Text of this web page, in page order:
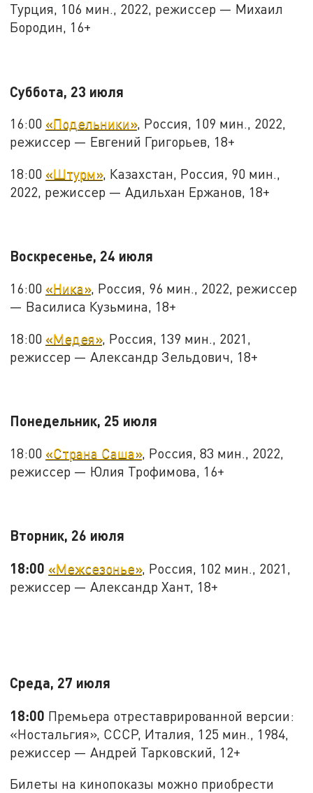
Турция, 106 мин., 2022, режиссер — Михаил
Бородин, 16+
Суббота, 23 июля
16:00 «Подельники», Россия, 109 мин., 2022,
режиссер — Евгений Григорьев, 18+
18:00 «Штурм», Казахстан, Россия, 90 мин.,
2022, режиссер — Адильхан Ержанов, 18+
Воскресенье, 24 июля
16:00 «Ника», Россия, 96 мин., 2022, режиссер
— Василиса Кузьмина, 18+
18:00 «Медея», Россия, 139 мин., 2021,
режиссер — Александр Зельдович, 18+
Понедельник, 25 июля
18:00 «Страна Саша», Россия, 83 мин., 2022,
режиссер — Юлия Трофимова, 16+
Вторник, 26 июля
18:00 «Межсезонье», Россия, 102 мин., 2021,
режиссер — Александр Хант, 18+
Среда, 27 июля
18:00 Премьера отреставрированной версии:
«Ностальгия», СССР, Италия, 125 мин., 1984,
режиссер — Андрей Тарковский, 12+
Билеты на кинопоказы можно приобрести